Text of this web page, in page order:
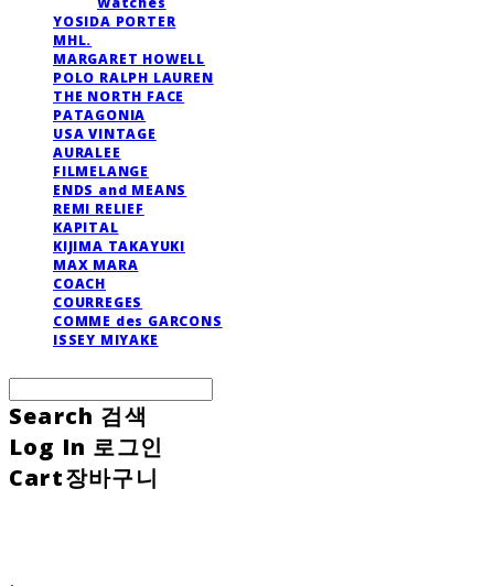
YOSIDA PORTER
MHL.
MARGARET HOWELL
POLO RALPH LAUREN
THE NORTH FACE
PATAGONIA
USA VINTAGE
AURALEE
FILMELANGE
ENDS and MEANS
REMI RELIEF
KAPITAL
KIJIMA TAKAYUKI
MAX MARA
COACH
COURREGES
COMME des GARCONS
ISSEY MIYAKE
Search 검색
Log In 로그인
Cart장바구니